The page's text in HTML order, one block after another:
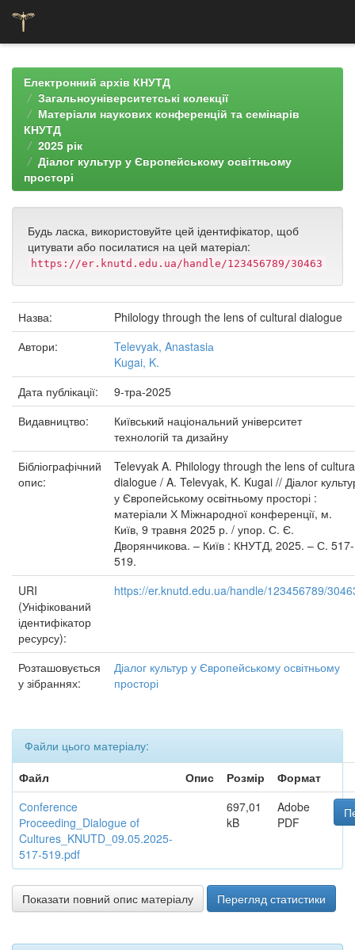
navigationЕлектронний архів КНУТД
Загальноуніверситетські колекції
Матеріали наукових конференцій та семінарів
КНУТД
2025 рік
Діалог культур у Європейському освітньому
просторі
Будь ласка, використовуйте цей ідентифікатор, щоб
цитувати або посилатися на цей матеріал:
https://er.knutd.edu.ua/handle/123456789/30463
Назва:
Philology through the lens of cultural dialogue
Автори:
Televyak, Anastasiа
Kugai, K.
Дата публікації:
9-тра-2025
Видавництво:
Київський національний університет
технологій та дизайну
Бібліографічний
опис:
Televyak A. Philology through the lens of
dialogue / A. Televyak, K. Kugai // Діалог
у Європейському освітньому просторі :
матеріали Х Міжнародної конференції, м.
Київ, 9 травня 2025 р. / упор. С. Є.
Дворянчикова. – Київ : КНУТД, 2025. – С. 517-
519.
URI
(Уніфікований
ідентифікатор
ресурсу):
https://er.knutd.edu.ua/handle/123456789/
Розташовується
у зібраннях:
Діалог культур у Європейському освітньому
просторі
Файли цього матеріалу:
Файл
Опис Розмір
Формат
Сonference
Рroceeding_Dialogue of
Cultures_KNUTD_09.05.2025-
517-519.pdf
697,01
kB
Adobe
PDF
Показати повний опис матеріалу Перегляд статистики